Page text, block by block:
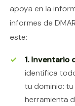
apoya en la
informes de
este:
1. Inventario
identifica
tu dominio: tu
herramienta